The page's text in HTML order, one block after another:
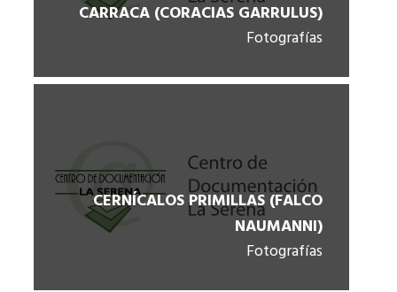
CARRACA (CORACIAS GARRULUS)
Fotografías
CERNÍCALOS PRIMILLAS (FALCO
NAUMANNI)
Fotografías